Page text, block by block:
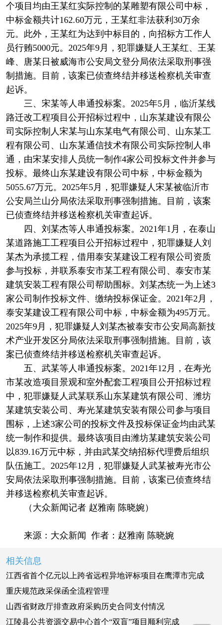
个项目均由王某红实际控制的某雕塑有限公司中标，
中标金额共计162.60万元，王某红非法获利30万余
元。此外，王某红为达到中标目的，向招标方工作人
员行贿5000元。2025年9月，犯罪嫌疑人王某红、王某
峰、唐某日被威海市公安局文登分局依法采取刑事强
制措施。目前，该案已侦查终结并移送检察机关审查
起诉。
三、宋某等人串通投标案。2025年5月，临沂某线
路迁改工程项目公开招标过程中，山东某建设有限公
司实际控制人宋某与山东某电气有限公司、山东某工
程有限公司、山东某通信技术有限公司实际控制人串
通，由宋某安排人员统一制作4家公司投标文件并参与
投标。最终山东某建设有限公司中标，中标金额为
5055.67万元。2025年5月，犯罪嫌疑人宋某被临沂市
公安局兰山分局依法采取刑事强制措施。目前，该案
已侦查终结并移送检察机关审查起诉。
四、刘某杰等人串通投标案。2021年1月，在泰山
某道路施工工程项目公开招标过程中，犯罪嫌疑人刘
某杰为承揽工程，借用泰安某建设工程有限公司资质
参与投标，并联系泰安市某工程有限公司、泰安市某
建筑安装工程有限公司帮助围标。刘某杰统一为上述3
家公司制作投标文件、缴纳投标保证金。2021年2月，
泰安某建设工程有限公司中标，中标金额为495万元。
2025年9月，犯罪嫌疑人刘某杰被泰安市公安局高新技
术产业开发区分局依法采取刑事强制措施。目前，该
案已侦查终结并移送检察机关审查起诉。
五、武某等人串通投标案。2021年12月，在寿光
市某改造项目景观和室外配套工程项目公开招标过程
中，犯罪嫌疑人武某联系山东某建筑有限公司、潍坊
某建筑安装公司、寿光某建筑安装有限公司参与项目
围标，上述3家公司的投标文件及投标保证金均由武某
统一制作和提供。最终该项目由潍坊某建筑安装公司
以839.16万元中标，并由武某交纳招标代理费后组织
队伍施工。2025年12月，犯罪嫌疑人武某被寿光市公
安局依法采取刑事强制措施。目前，该案已侦查终结
并移送检察机关审查起诉。
（大众新闻记者 赵雅南 陈晓婉）
来源：大众新闻 作者：赵雅南 陈晓婉
相关信息
江西省首个亿元以上跨省远程异地评标项目在鹰潭市完成
重庆规范政采保函全流程管理
山西省财政厅排查政府采购历史合同支付情况
江陵县公共资源交易中心首个“双盲”项目顺利完成